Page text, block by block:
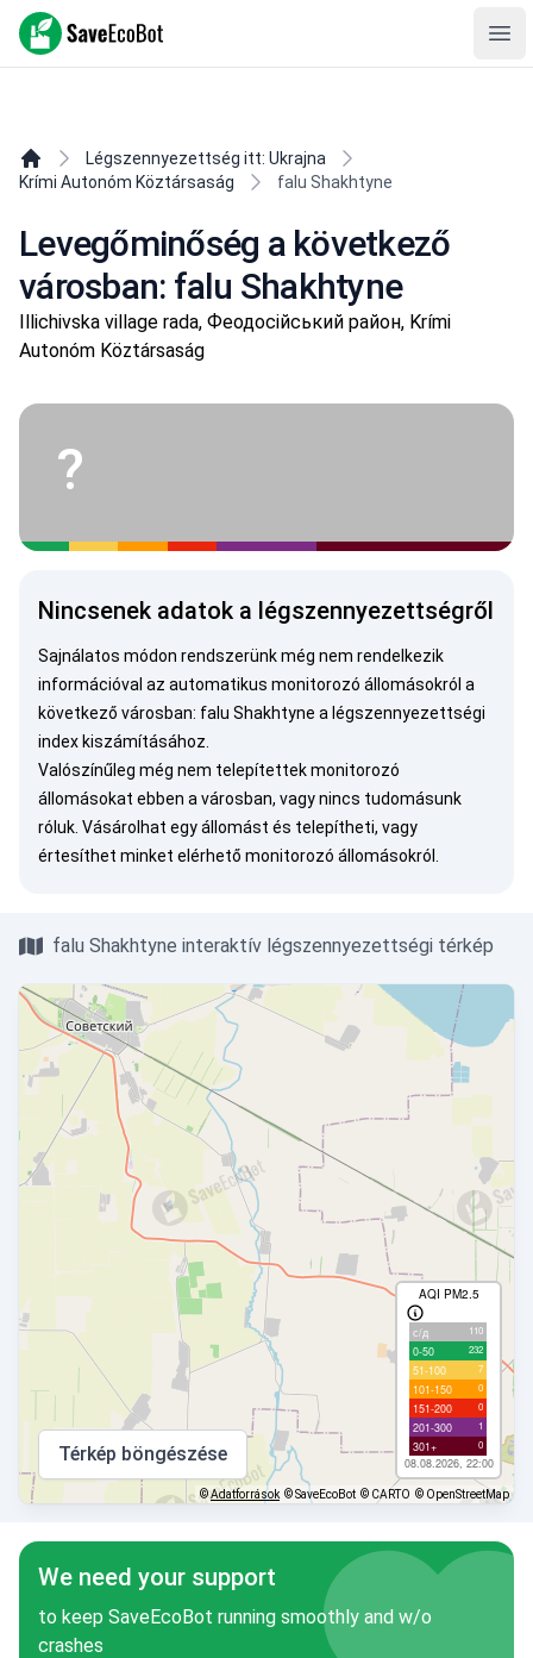
SaveEcoBot
Légszennyezettség itt: Ukrajna
Krími Autonóm Köztársaság
falu Shakhtyne
Levegőminőség a következő
városban: falu Shakhtyne
Illichivska village rada, Феодосійський район, Krími
Autonóm Köztársaság
?
Nincsenek adatok a légszennyezettségről
Sajnálatos módon rendszerünk még nem rendelkezik
információval az automatikus monitorozó állomásokról a
következő városban: falu Shakhtyne a légszennyezettségi
index kiszámításához.
Valószínűleg még nem telepítettek monitorozó
állomásokat ebben a városban, vagy nincs tudomásunk
róluk. Vásárolhat egy állomást és telepítheti, vagy
értesíthet minket elérhető monitorozó állomásokról.
falu Shakhtyne interaktív légszennyezettségi térkép
AQI PM2.5
с/д 110
0-50 232
51-100 7
101-150 0
151-200 0
201-300 1
301+ 0
08.08.2026, 22:00
Térkép böngészése
©Adatforrások © SaveEcoBot © CARTO © OpenStreetMap
We need your support
to keep SaveEcoBot running smoothly and w/o
crashes